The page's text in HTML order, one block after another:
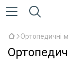
Ортопедичні